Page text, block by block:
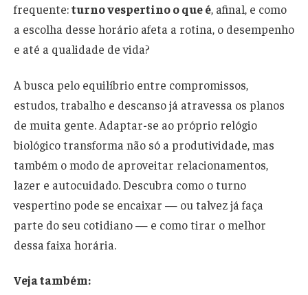
frequente:turno vespertino o que é, afinal, e como
a escolha desse horário afeta a rotina, o desempenho
e até a qualidade de vida?
A busca pelo equilíbrio entre compromissos,
estudos, trabalho e descanso já atravessa os planos
de muita gente. Adaptar-se ao próprio relógio
biológico transforma não só a produtividade, mas
também o modo de aproveitar relacionamentos,
lazer e autocuidado. Descubra como o turno
vespertino pode se encaixar — ou talvez já faça
parte do seu cotidiano — e como tirar o melhor
dessa faixa horária.
Veja também: